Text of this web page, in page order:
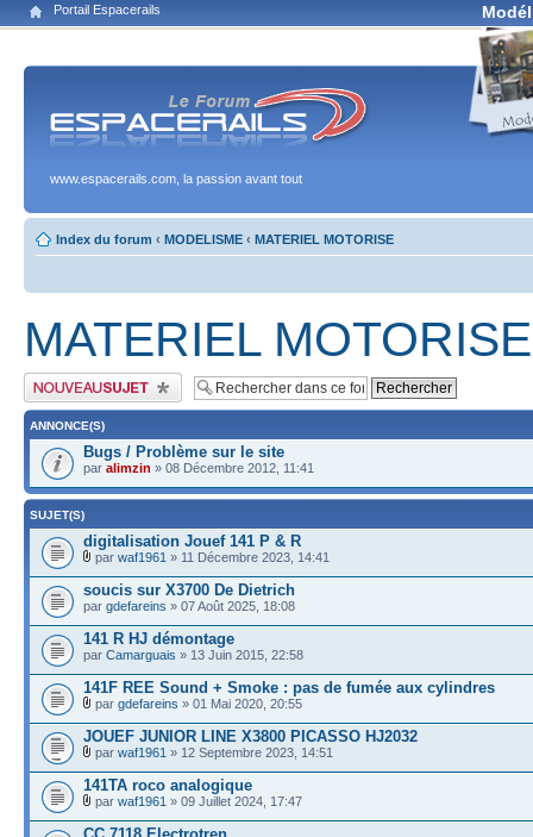
Portail Espacerails
www.espacerails.com, la passion avant tout
Index du forum ‹ MODELISME ‹ MATERIEL MOTORISE
MATERIEL MOTORISE
Publier un nouveau sujet
ANNONCE(S)
Bugs / Problème sur le site
par alimzin » 08 Décembre 2012, 11:41
SUJET(S)
digitalisation Jouef 141 P & R
par waf1961 » 11 Décembre 2023, 14:41
soucis sur X3700 De Dietrich
par gdefareins » 07 Août 2025, 18:08
141 R HJ démontage
par Camarguais » 13 Juin 2015, 22:58
141F REE Sound + Smoke : pas de fumée aux cylindres
par gdefareins » 01 Mai 2020, 20:55
JOUEF JUNIOR LINE X3800 PICASSO HJ2032
par waf1961 » 12 Septembre 2023, 14:51
141TA roco analogique
par waf1961 » 09 Juillet 2024, 17:47
CC 7118 Electrotren